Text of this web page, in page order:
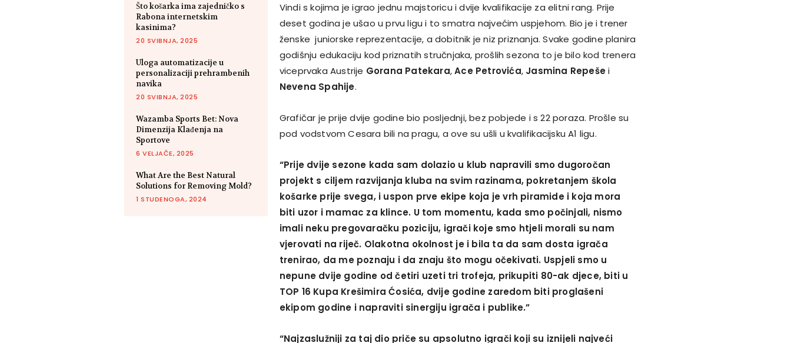
Što košarka ima zajedničko s
Rabona internetskim
kasinima?
20 SVIBNJA, 2025
Uloga automatizacije u
personalizaciji prehrambenih
navika
20 SVIBNJA, 2025
Wazamba Sports Bet: Nova
Dimenzija Klađenja na
Sportove
6 VELJAČE, 2025
What Are the Best Natural
Solutions for Removing Mold?
1 STUDENOGA, 2024
Vindi s kojima je igrao jednu majstoricu i dvije kvalifikacije za elitni rang. Prije
deset godina je ušao u prvu ligu i to smatra najvećim uspjehom. Bio je i trener
ženske juniorske reprezentacije, a dobitnik je niz priznanja. Svake godine planira
godišnju edukaciju kod priznatih stručnjaka, prošlih sezona to je bilo kod trenera
viceprvaka Austrije Gorana Patekara,Ace Petrovića, Jasmina Repešei
Nevena Spahije.
Grafičar je prije dvije godine bio posljednji, bez pobjede i s 22 poraza. Prošle su
pod vodstvom Cesara bili na pragu, a ove su ušli u kvalifikacijsku A1 ligu.
“Prije dvije sezone kada sam dolazio u klub napravili smo dugoročan
projekt s ciljem razvijanja kluba na svim razinama, pokretanjem škola
košarke prije svega, i uspon prve ekipe koja je vrh piramide i koja mora
biti uzor i mamac za klince. U tom momentu, kada smo počinjali, nismo
imali neku pregovaračku poziciju, igrači koje smo htjeli morali su nam
vjerovati na riječ. Olakotna okolnost je i bila ta da sam dosta igrača
trenirao, da me poznaju i da znaju što mogu očekivati. Uspjeli smo u
nepune dvije godine od četiri uzeti tri trofeja, prikupiti 80-ak djece, biti u
TOP 16 Kupa Krešimira Ćosića, dvije godine zaredom biti proglašeni
ekipom godine i napraviti sinergiju igrača i publike.”
“Najzaslužniji za taj dio priče su apsolutno igrači koji su iznijeli najveći